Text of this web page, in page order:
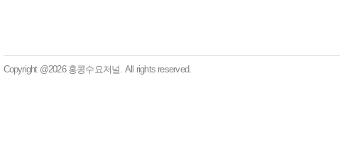
Copyright @2026 홍콩수요저널. All rights reserved.